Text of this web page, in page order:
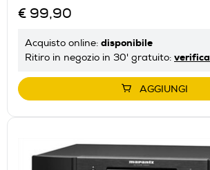
€ 99,90
Acquisto online: disponibile
Ritiro in negozio in 30' gratuito: verifica
AGGIUNGI